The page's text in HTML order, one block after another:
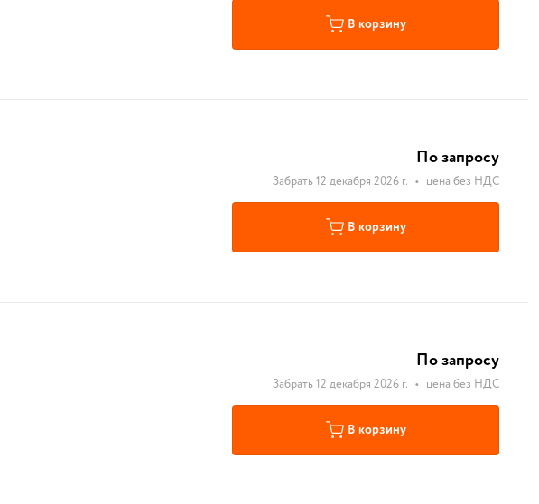
В корзину
По запросу
Забрать 12 декабря 2026 г. • цена без НДС
В корзину
По запросу
Забрать 12 декабря 2026 г. • цена без НДС
В корзину